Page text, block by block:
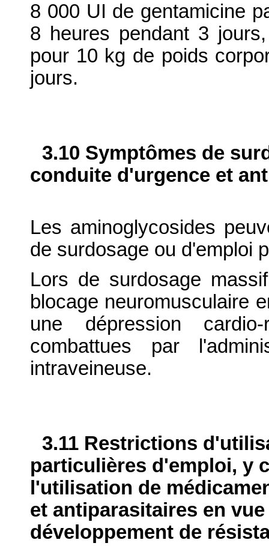
8 000 UI de gentamicine
8 heures pendant 3
pour 10 kg de poids
jours.
3.10 Symptômes de
conduite d'urgence et
Les aminoglycosides
de surdosage ou d'emploi
Lors de surdosage
blocage neuromusculaire
une dépression
combattues par
intraveineuse.
3.11 Restrictions
particulières d'emploi, y
l'utilisation de
et antiparasitaires en
développement de